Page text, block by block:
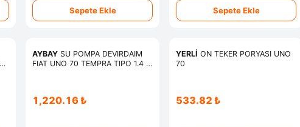
Sepete Ekle Sepete Ekle
AYBAY SU POMPA DEVIRDAIM
FIAT UNO 70 TEMPRA TIPO 1.4 -
1,220.16 ₺
YERLİ ON TEKER PORYASI UNO
70
533.82 ₺